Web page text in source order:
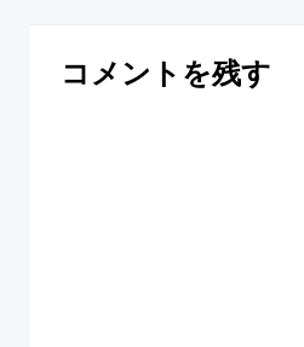
コメントを残す